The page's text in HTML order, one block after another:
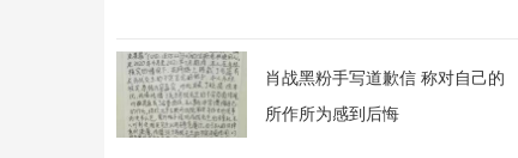
肖战黑粉手写道歉信 称对自己的
所作所为感到后悔